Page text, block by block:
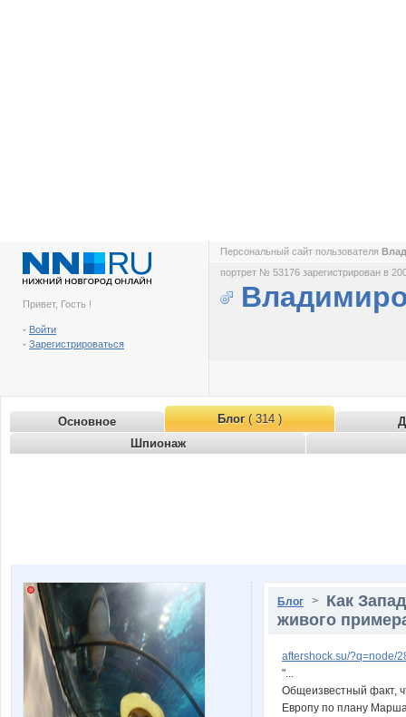
Привет, Гость !
- Войти
- Зарегистрироваться
Персональный сайт пользователя
портрет № 53176 зарегистрирован в
Основное Блог( 314 )
Шпионаж
Блог > Как
живого
aftershock.su/?q=node/
"...
Общеизвестный факт,
Европу по плану